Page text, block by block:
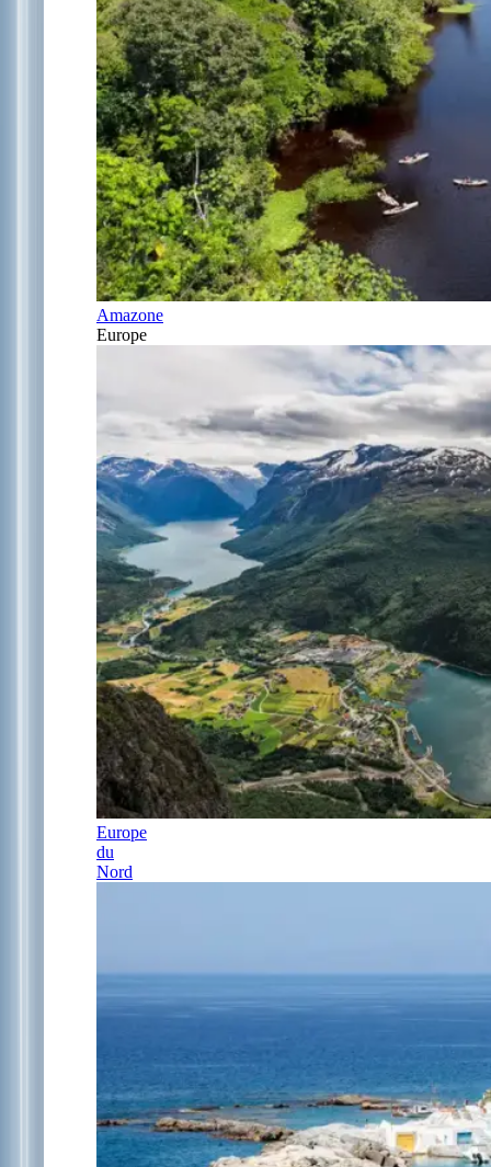
Amazone
Europe
Europe
du
Nord